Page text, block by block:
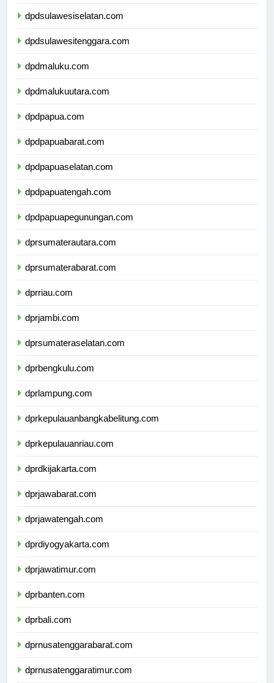
dpdsulawesiselatan.com
dpdsulawesitenggara.com
dpdmaluku.com
dpdmalukuutara.com
dpdpapua.com
dpdpapuabarat.com
dpdpapuaselatan.com
dpdpapuatengah.com
dpdpapuapegunungan.com
dprsumaterautara.com
dprsumaterabarat.com
dprriau.com
dprjambi.com
dprsumateraselatan.com
dprbengkulu.com
dprlampung.com
dprkepulauanbangkabelitung.com
dprkepulauanriau.com
dprdkijakarta.com
dprjawabarat.com
dprjawatengah.com
dprdiyogyakarta.com
dprjawatimur.com
dprbanten.com
dprbali.com
dprnusatenggarabarat.com
dprnusatenggaratimur.com